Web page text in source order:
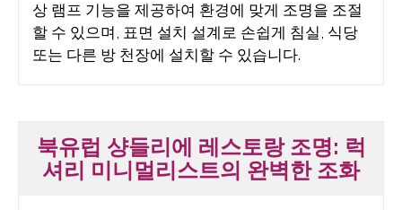
상 램프 기능을 제공하여 환경에 맞게 조명을 조절
할 수 있으며, 표면 설치 설계로 손쉽게 침실, 식당
또는 다른 방 천장에 설치할 수 있습니다.
북유럽 샹들리에 레스토랑 조명: 럭
셔리 미니멀리스트의 완벽한 조화